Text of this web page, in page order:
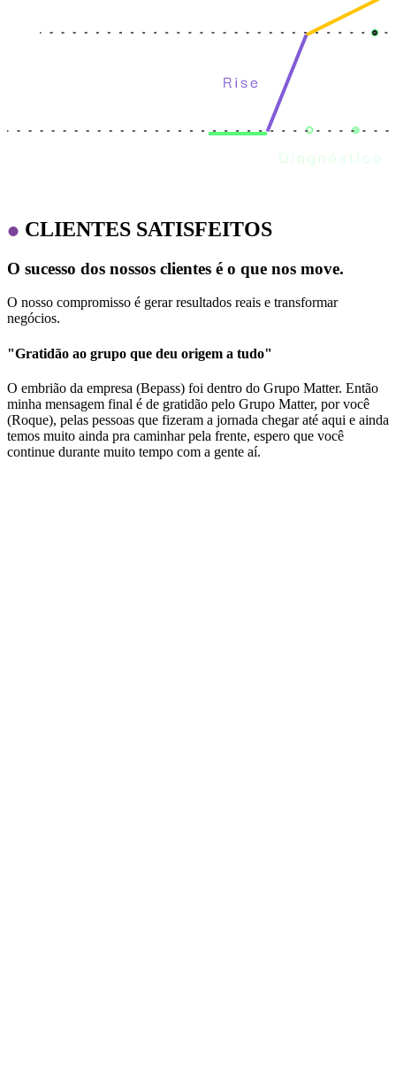
CLIENTES SATISFEITOS
O sucesso dos nossos clientes é o que nos move.
O nosso compromisso é gerar resultados reais e transformar
negócios.
"Gratidão ao grupo que deu origem a tudo"
O embrião da empresa (Bepass) foi dentro do Grupo Matter. Então
minha mensagem final é de gratidão pelo Grupo Matter, por você
(Roque), pelas pessoas que fizeram a jornada chegar até aqui e ainda
temos muito ainda pra caminhar pela frente, espero que você
continue durante muito tempo com a gente aí.